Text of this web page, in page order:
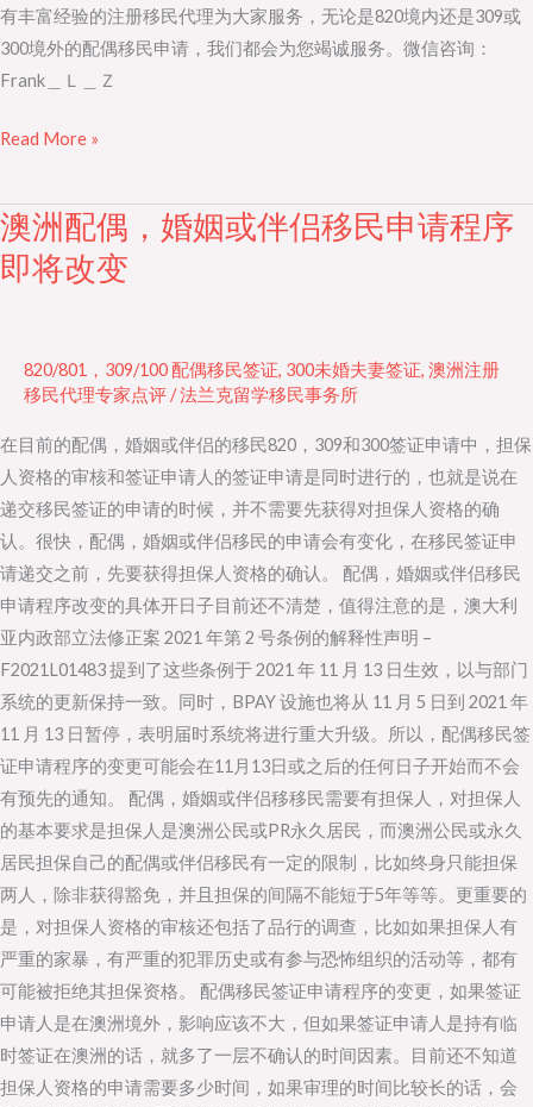
有丰富经验的注册移民代理为大家服务，无论是820境内还是309或
300境外的配偶移民申请，我们都会为您竭诚服务。微信咨询：
Frank＿Ｌ＿Ｚ
况
Read More »
澳洲配偶，婚姻或伴侣移民申请程序
即将改变
820/801，309/100 配偶移民签证, 300未婚夫妻签证, 澳洲注册
移民代理专家点评/法兰克留学移民事务所
在目前的配偶，婚姻或伴侣的移民820，309和300签证申请中，担保
人资格的审核和签证申请人的签证申请是同时进行的，也就是说在
递交移民签证的申请的时候，并不需要先获得对担保人资格的确
认。很快，配偶，婚姻或伴侣移民的申请会有变化，在移民签证申
请递交之前，先要获得担保人资格的确认。 配偶，婚姻或伴侣移民
申请程序改变的具体开日子目前还不清楚，值得注意的是，澳大利
亚内政部立法修正案 2021 年第 2 号条例的解释性声明 –
F2021L01483 提到了这些条例于 2021 年 11 月 13 日生效，以与部门
系统的更新保持一致。同时，BPAY 设施也将从 11 月 5 日到 2021 年
11 月 13 日暂停，表明届时系统将进行重大升级。所以，配偶移民签
证申请程序的变更可能会在11月13日或之后的任何日子开始而不会
有预先的通知。 配偶，婚姻或伴侣移移民需要有担保人，对担保人
的基本要求是担保人是澳洲公民或PR永久居民，而澳洲公民或永久
居民担保自己的配偶或伴侣移民有一定的限制，比如终身只能担保
两人，除非获得豁免，并且担保的间隔不能短于5年等等。更重要的
是，对担保人资格的审核还包括了品行的调查，比如如果担保人有
严重的家暴，有严重的犯罪历史或有参与恐怖组织的活动等，都有
可能被拒绝其担保资格。 配偶移民签证申请程序的变更，如果签证
申请人是在澳洲境外，影响应该不大，但如果签证申请人是持有临
时签证在澳洲的话，就多了一层不确认的时间因素。目前还不知道
担保人资格的申请需要多少时间，如果审理的时间比较长的话，会
澳
洲
配
伴
侣
移
民
申
请
程
序
即
将
改
变